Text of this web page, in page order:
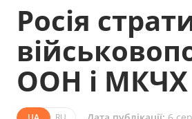
Росія
ООН і МКЧХ